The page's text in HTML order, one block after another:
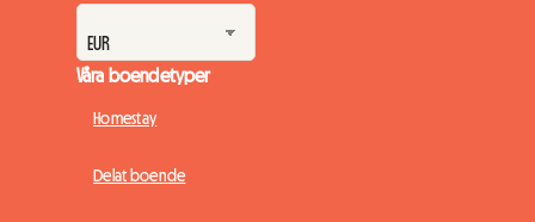
Våra boendetyper
Homestay
Delat boende